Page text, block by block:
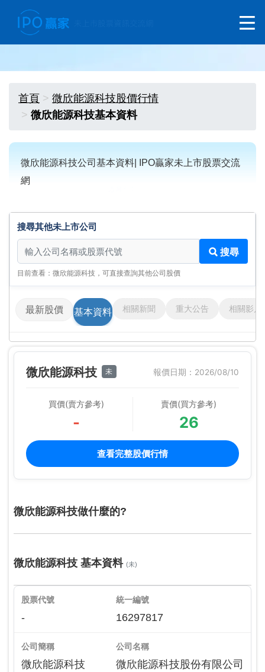
首頁
微欣能源科技股價行情
微欣能源科技基本資料
微欣能源科技公司基本資料| IPO贏家未上市股票交流
網
搜尋其他未上市公司
搜尋其他未上市公司
搜尋
目前查看：微欣能源科技，可直接查詢其他公司股價
最新股價 基本資料 相關新聞 重大公告 相關影片
微欣能源科技 未 報價日期：2026/08/10
買價(賣方參考)
-
賣價(買方參考)
26
查看完整股價行情
微欣能源科技做什麼的?
微欣能源科技 基本資料 (未)
股票代號
-
統一編號
16297817
公司簡稱
微欣能源科技
公司名稱
微欣能源科技股份有限公司